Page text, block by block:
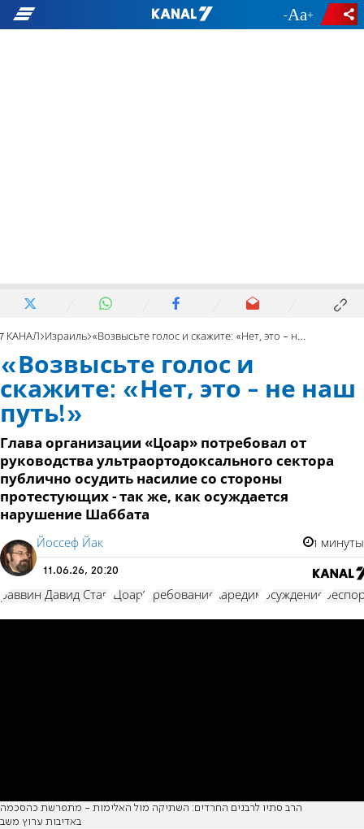
- +
7 КАНАЛ Израиль «Возвысьте голос и скажите: «Нет, это - не наш путь!»
«Возвысьте голос и
скажите: «Нет, это - не наш
путь!»
Глава организации «Цоар» потребовал от
руководства ультраортодоксального сектора
публично осудить насилие со стороны
протестующих - так же, как осуждается
нарушение Шаббата
Йоссеф Йак 1 минуты
11.06.26, 20:20
раввин Давид Став "Цоар" требование харедим осуждение
הרב סתיו לרבנים החרדים: השתיקה מול האלימות - מתפרשת כהסכמה
באדיבות ערוץ משב